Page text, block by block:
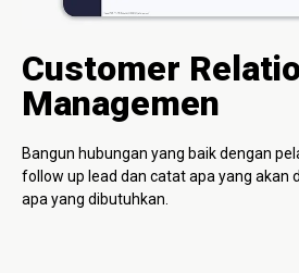
Customer
Managemen
Bangun hubungan yang baik dengan
follow up lead dan catat apa yang akan
apa yang dibutuhkan.